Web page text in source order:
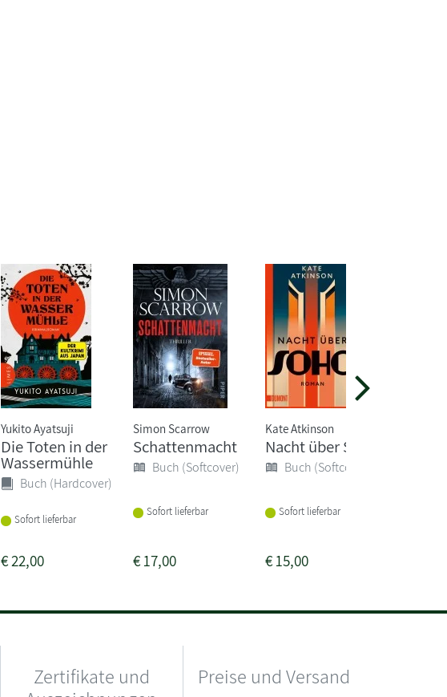
Yukito Ayatsuji
Die Toten in der
Wassermühle
Buch (Hardcover)
Sofort lieferbar
€22,00
Simon Scarrow
Schattenmacht
Buch (Softcover)
Sofort lieferbar
€17,00
Kate Atkinson
Nacht über Soho
Buch (Softcover)
Sofort lieferbar
€15,00
Zertifikate und
Preise und Versand